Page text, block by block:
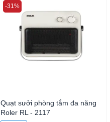
Quạt sưởi phòng tắm đa năng
Roler RL - 2117
-31%